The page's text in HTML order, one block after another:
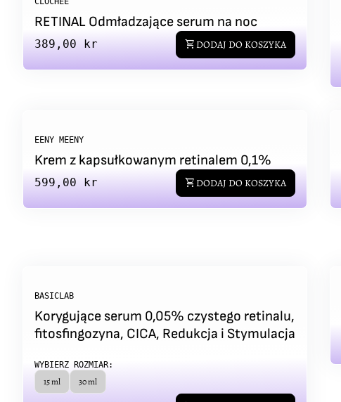
RETINAL Odmładzające serum na noc
Regular price
389,00 kr shopping_cart DODAJ DO KOSZYKA
EENY MEENY
Krem z kapsułkowanym retinalem 0,1%
Regular price
599,00 kr shopping_cart DODAJ DO KOSZYKA
BASICLAB
Korygujące serum 0,05% czystego retinalu,
fitosfingozyna, CICA, Redukcja i Stymulacja
WYBIERZ ROZMIAR:
15 ml 30 ml